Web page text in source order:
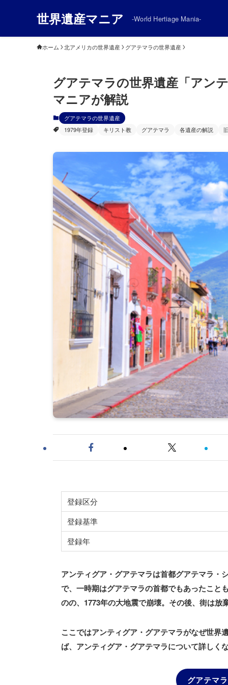
世界遺産マニア -World Hertiage Mania-
ホーム 北アメリカの世界遺産 グアテマラの世界遺産
グアテマラの世界遺産「アン
マニアが解説
グアテマラの世界遺産
1979年登録
キリスト教 グアテマラ 各遺産の解説
登録区分
登録基準
登録年
アンティグア・グアテマラは首都グアテマラ・
で、一時期はグアテマラの首都でもあったこと
のの、1773年の大地震で崩壊。その後、街は放
ここではアンティグア・グアテマラがなぜ世界
ば、アンティグア・グアテマラについて詳しく
グアテマ